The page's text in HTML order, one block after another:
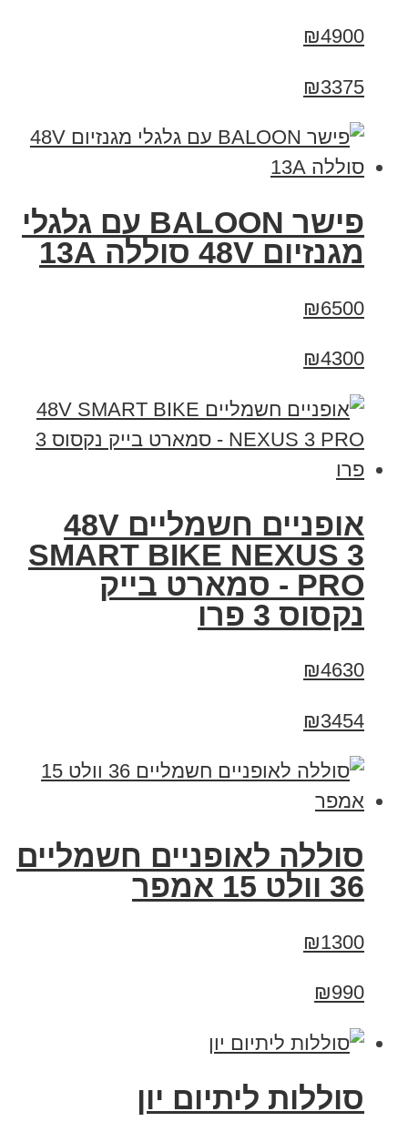
₪4900
₪3375
פישר BALOON עם גלגלי
מגנזיום 48V סוללה 13A
₪6500
₪4300
אופניים חשמליים 48V
SMART BIKE NEXUS 3
PRO - סמארט בייק
נקסוס 3 פרו
₪4630
₪3454
סוללה לאופניים חשמליים
36 וולט 15 אמפר
₪1300
₪990
סוללות ליתיום יון